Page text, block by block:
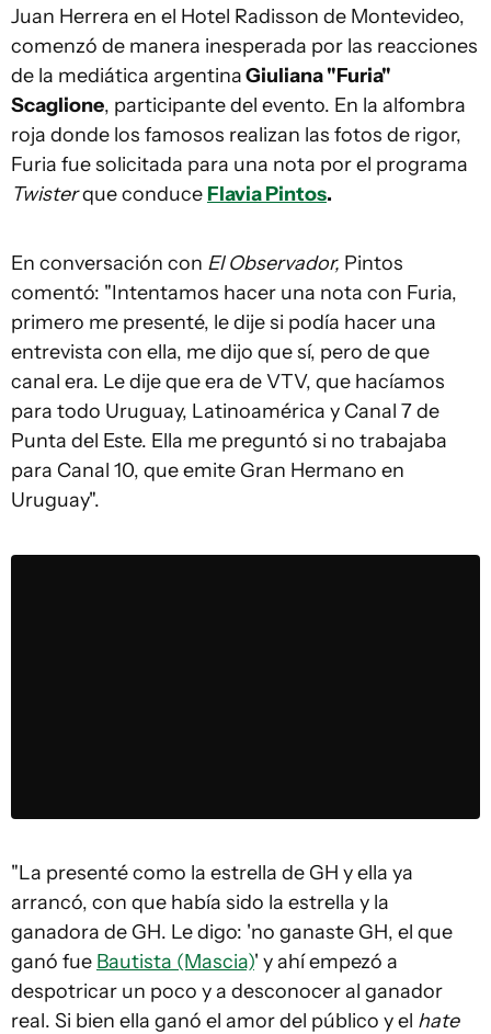
Juan Herrera en el Hotel Radisson de Montevideo,
comenzó de manera inesperada por las reacciones
de la mediática argentinaGiuliana "Furia"
Scaglione, participante del evento. En la alfombra
roja donde los famosos realizan las fotos de rigor,
Furia fue solicitada para una nota por el programa
Twisterque conduceFlavia Pintos.
En conversación con El Observador, Pintos
comentó: "Intentamos hacer una nota con Furia,
primero me presenté, le dije si podía hacer una
entrevista con ella, me dijo que sí, pero de que
canal era. Le dije que era de VTV, que hacíamos
para todo Uruguay, Latinoamérica y Canal 7 de
Punta del Este. Ella me preguntó si no trabajaba
para Canal 10, que emite Gran Hermano en
Uruguay".
"La presenté como la estrella de GH y ella ya
arrancó, con que había sido la estrella y la
ganadora de GH. Le digo: 'no ganaste GH, el que
ganó fue Bautista (Mascia)' y ahí empezó a
despotricar un poco y a desconocer al ganador
real. Si bien ella ganó el amor del público y el hate